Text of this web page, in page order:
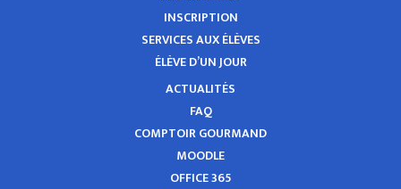
INSCRIPTION
SERVICES AUX ÉLÈVES
ÉLÈVE D’UN JOUR
ACTUALITÉS
FAQ
COMPTOIR GOURMAND
MOODLE
OFFICE 365